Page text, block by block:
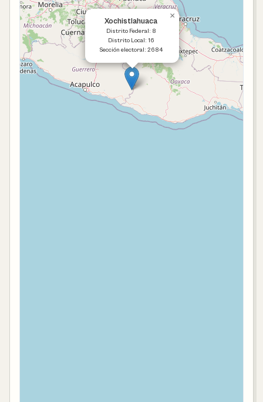
Xochistlahuaca
Distrito Federal: 8
Distrito Local: 16
Sección electoral: 2684
×